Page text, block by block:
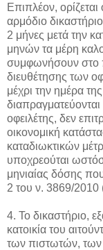
Επιπλέον,
αρμόδιο
2 μήνες μετά την
μηνών τα μέρη
συμφωνήσουν στο
διευθέτησης των
μέχρι την ημέρα
οφειλέτης, δεν
οικονομική
καταδιωκτικών
υποχρεούται
μηνιαίας δόσης
2 του ν. 3869/2010
4. Το δικαστήριο,
κατοικία του
των πιστωτών, των